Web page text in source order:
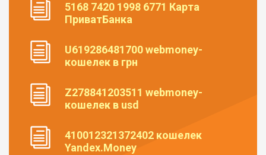
5168 7420 1998 6771 Карта
ПриватБанка
U619286481700 webmoney-
кошелек в грн
Z278841203511 webmoney-
кошелек в usd
410012321372402 кошелек
Yandex.Money